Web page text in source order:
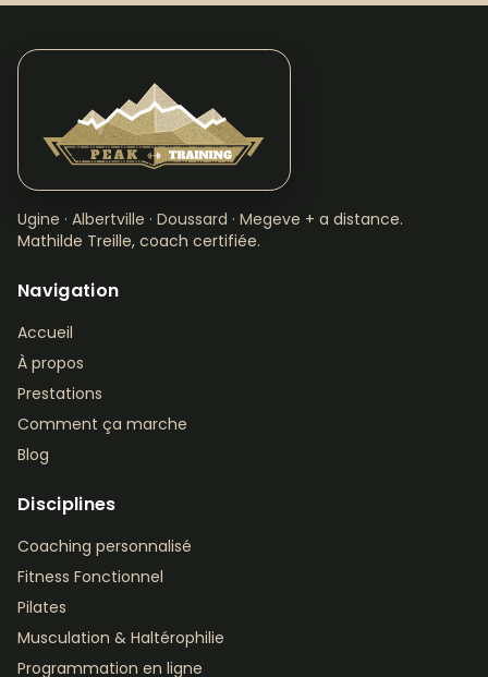
Ugine · Albertville · Doussard · Megeve + a distance.
Mathilde Treille, coach certifiée.
Navigation
Accueil
À propos
Prestations
Comment ça marche
Blog
Disciplines
Coaching personnalisé
Fitness Fonctionnel
Pilates
Musculation & Haltérophilie
Programmation en ligne